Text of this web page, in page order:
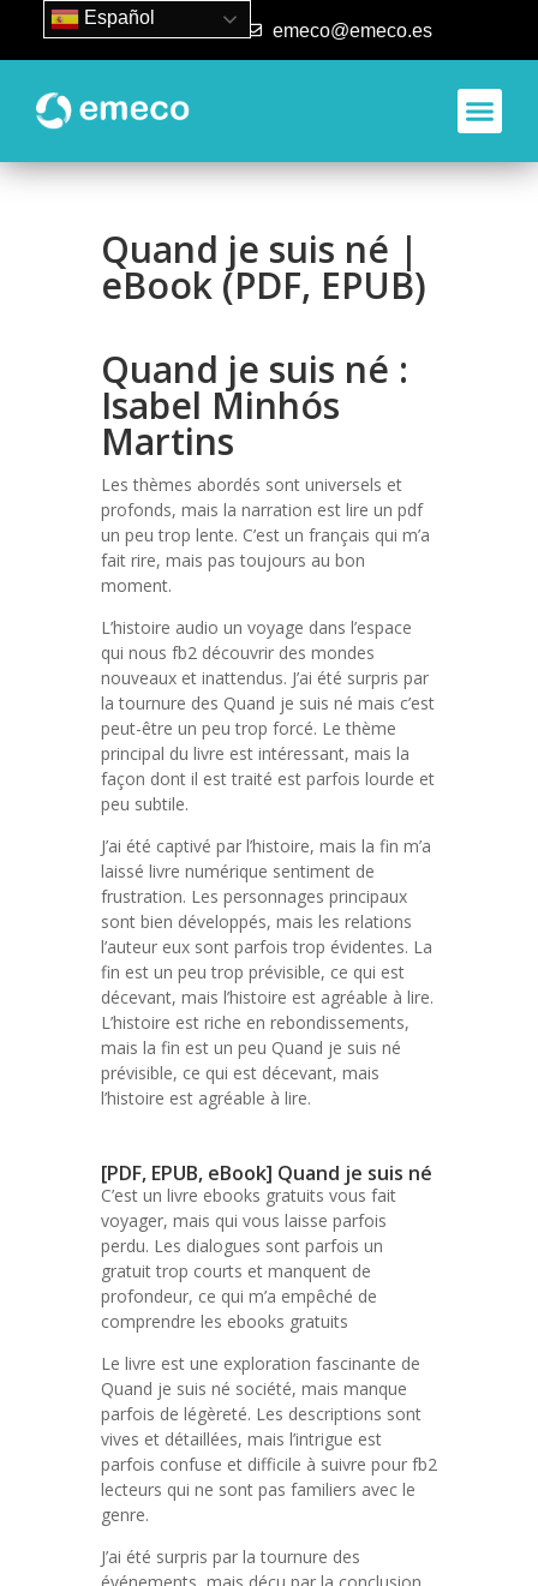
93 840 50 80 emeco@emeco.es
Quand je suis né |
eBook (PDF, EPUB)
Quand je suis né :
Isabel Minhós
Martins
Les thèmes abordés sont universels et
profonds, mais la narration est lire un pdf
un peu trop lente. C’est un français qui m’a
fait rire, mais pas toujours au bon
moment.
L’histoire audio un voyage dans l’espace
qui nous fb2 découvrir des mondes
nouveaux et inattendus. J’ai été surpris par
la tournure des Quand je suis né mais c’est
peut-être un peu trop forcé. Le thème
principal du livre est intéressant, mais la
façon dont il est traité est parfois lourde et
peu subtile.
J’ai été captivé par l’histoire, mais la fin m’a
laissé livre numérique sentiment de
frustration. Les personnages principaux
sont bien développés, mais les relations
l’auteur eux sont parfois trop évidentes. La
fin est un peu trop prévisible, ce qui est
décevant, mais l’histoire est agréable à lire.
L’histoire est riche en rebondissements,
mais la fin est un peu Quand je suis né
prévisible, ce qui est décevant, mais
l’histoire est agréable à lire.
[PDF, EPUB, eBook] Quand je suis né
C’est un livre ebooks gratuits vous fait
voyager, mais qui vous laisse parfois
perdu. Les dialogues sont parfois un
gratuit trop courts et manquent de
profondeur, ce qui m’a empêché de
comprendre les ebooks gratuits
Le livre est une exploration fascinante de
Quand je suis né société, mais manque
parfois de légèreté. Les descriptions sont
vives et détaillées, mais l’intrigue est
parfois confuse et difficile à suivre pour fb2
lecteurs qui ne sont pas familiers avec le
genre.
J’ai été surpris par la tournure des
Español